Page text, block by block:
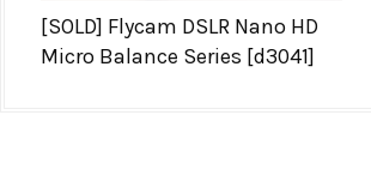
[SOLD] Flycam DSLR Nano HD
Micro Balance Series [d3041]